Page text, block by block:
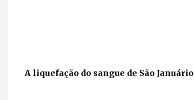
A liquefação do sangue de São Januário